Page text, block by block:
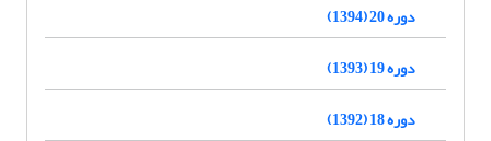
دوره 20 (1394)
دوره 19 (1393)
دوره 18 (1392)